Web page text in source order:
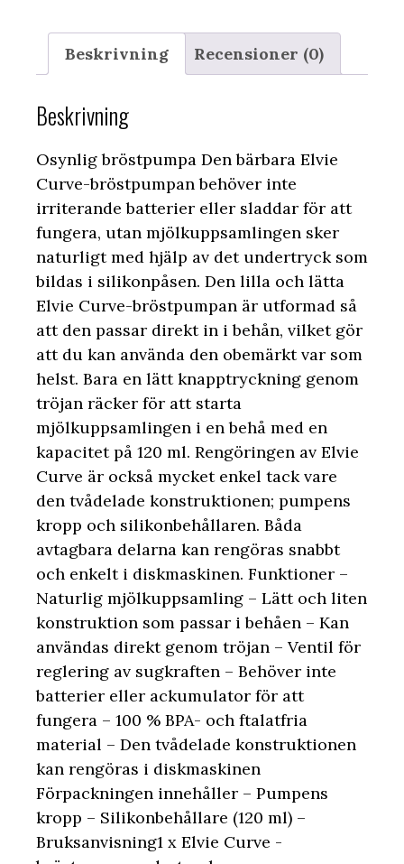
Beskrivning Recensioner (0)
Beskrivning
Osynlig bröstpumpa Den bärbara Elvie
Curve-bröstpumpan behöver inte
irriterande batterier eller sladdar för att
fungera, utan mjölkuppsamlingen sker
naturligt med hjälp av det undertryck som
bildas i silikonpåsen. Den lilla och lätta
Elvie Curve-bröstpumpan är utformad så
att den passar direkt in i behån, vilket gör
att du kan använda den obemärkt var som
helst. Bara en lätt knapptryckning genom
tröjan räcker för att starta
mjölkuppsamlingen i en behå med en
kapacitet på 120 ml. Rengöringen av Elvie
Curve är också mycket enkel tack vare
den tvådelade konstruktionen; pumpens
kropp och silikonbehållaren. Båda
avtagbara delarna kan rengöras snabbt
och enkelt i diskmaskinen. Funktioner –
Naturlig mjölkuppsamling – Lätt och liten
konstruktion som passar i behåen – Kan
användas direkt genom tröjan – Ventil för
reglering av sugkraften – Behöver inte
batterier eller ackumulator för att
fungera – 100 % BPA- och ftalatfria
material – Den tvådelade konstruktionen
kan rengöras i diskmaskinen
Förpackningen innehåller – Pumpens
kropp – Silikonbehållare (120 ml) –
Bruksanvisning1 x Elvie Curve -